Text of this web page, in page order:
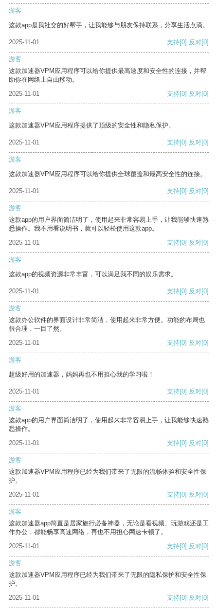
游客
这款app是我社交的好帮手，让我能够与朋友保持联系，分享生活点滴。
2025-11-01 支持[0] 反对[0]
游客
这款加速器VPM应用程序可以给你提供最高速度和安全性的连接，并帮
助你在网络上自由移动。
2025-11-01
支持[0] 反对[0]
游客
这款加速器VPM应用程序提供了顶级的安全性和隐私保护。
2025-11-01 支持[0] 反对[0]
游客
这款加速器VPM应用程序可以给你提供全球覆盖和最高安全性的连接。
2025-11-01 支持[0] 反对[0]
游客
这款app的用户界面简洁明了，使用起来非常容易上手，让我能够快速熟
悉操作。我不用看说明书，就可以轻松使用这款app。
2025-11-01
支持[0] 反对[0]
游客
这款app的视频资源非常丰富，可以满足我不同的娱乐需求。
2025-11-01 支持[0] 反对[0]
游客
这款办公软件的界面设计非常简洁，使用起来非常方便。功能的布局也
很合理，一目了然。
2025-11-01
支持[0] 反对[0]
游客
超级好用的加速器，妈妈再也不用担心我的学习啦！
2025-11-01 支持[0] 反对[0]
游客
这款app的用户界面简洁明了，使用起来非常容易上手，让我能够快速熟
悉操作。
2025-11-01
支持[0] 反对[0]
游客
这款加速器VPM应用程序已经为我们带来了无限的流畅体验和安全性保
护。
2025-11-01
支持[0] 反对[0]
游客
这款加速器app简直是居家旅行必备神器，无论是看视频、玩游戏还是工
作办公，都能畅享高速网络，再也不用担心网速卡顿了。
2025-11-01
支持[0] 反对[0]
游客
这款加速器VPM应用程序已经为我们带来了无限的隐私保护和安全性保
护。
2025-11-01
支持[0] 反对[0]